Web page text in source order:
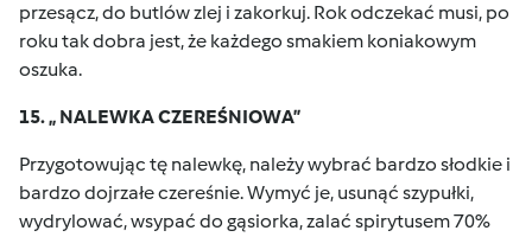
przesącz, do butlów zlej i zakorkuj. Rok odczekać musi, po
roku tak dobra jest, że każdego smakiem koniakowym
oszuka.
15. „ NALEWKA CZEREŚNIOWA”
Przygotowując tę nalewkę, należy wybrać bardzo słodkie i
bardzo dojrzałe czereśnie. Wymyć je, usunąć szypułki,
wydrylować, wsypać do gąsiorka, zalać spirytusem 70%